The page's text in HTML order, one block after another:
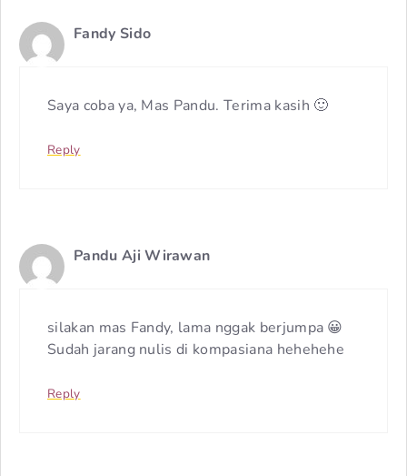
Fandy Sido
Saya coba ya, Mas Pandu. Terima kasih 🙂
Reply
Pandu Aji Wirawan
silakan mas Fandy, lama nggak berjumpa 😀
Sudah jarang nulis di kompasiana hehehehe
Reply